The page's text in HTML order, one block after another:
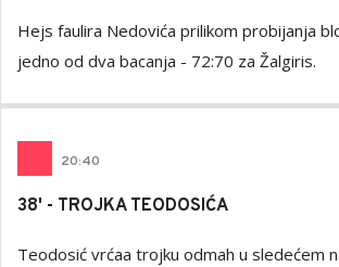
Hejs faulira Nedovića prilikom probijanja
jedno od dva bacanja - 72:70 za Žalgiris.
20:40
38' - TROJKA TEODOSIĆA
Teodosić vrćaa trojku odmah u sledećem